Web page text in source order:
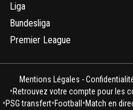
Liga
Bundesliga
Premier League
Mentions Légales -
•Retrouvez votre compte pour les
•PSG transfert•Football •Match en